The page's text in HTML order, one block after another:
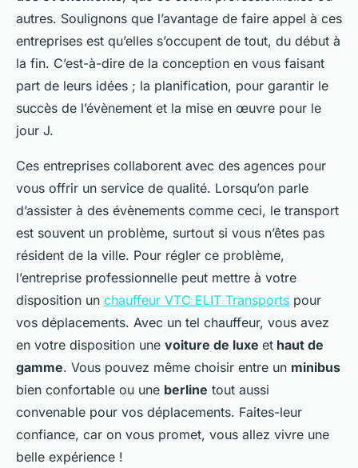
autres. Soulignons que l’avantage de faire appel à ces
entreprises est qu’elles s’occupent de tout, du début à
la fin. C’est-à-dire de la conception en vous faisant
part de leurs idées ; la planification, pour garantir le
succès de l’évènement et la mise en œuvre pour le
jour J.
Ces entreprises collaborent avec des agences pour
vous offrir un service de qualité. Lorsqu’on parle
d’assister à des évènements comme ceci, le transport
est souvent un problème, surtout si vous n’êtes pas
résident de la ville. Pour régler ce problème,
l’entreprise professionnelle peut mettre à votre
disposition un chauffeur VTC ELIT Transports pour
vos déplacements. Avec un tel chauffeur, vous avez
en votre disposition une voiture de luxe et haut de
gamme. Vous pouvez même choisir entre un minibus
bien confortable ou une berline tout aussi
convenable pour vos déplacements. Faites-leur
confiance, car on vous promet, vous allez vivre une
belle expérience !